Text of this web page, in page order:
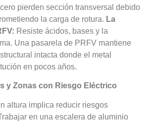
pierden sección transversal debido
la carga de rotura. La
Resiste ácidos, bases y la
Una pasarela de PRFV mantiene
intacta donde el metal
en pocos años.
y Zonas con Riesgo Eléctrico
altura implica reducir riesgos
en una escalera de aluminio